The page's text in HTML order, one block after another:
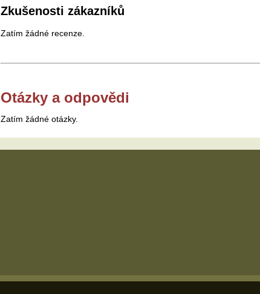
Zkušenosti zákazníků
Zatím žádné recenze.
Otázky a odpovědi
Zatím žádné otázky.